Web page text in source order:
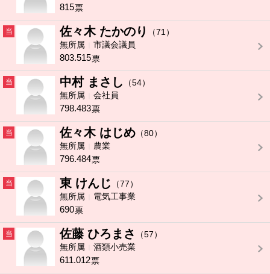
815票
当 佐々木 たかのり
（71）
無所属
市議会議員
803.515票
当 中村 まさし
（54）
無所属
会社員
798.483票
当 佐々木 はじめ （80）
無所属
農業
796.484票
当 東 けんじ
（77）
無所属
電気工事業
690票
当 佐藤 ひろまさ
（57）
無所属
酒類小売業
611.012票